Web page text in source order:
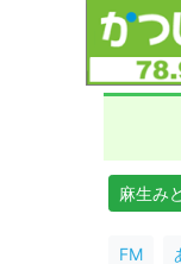
麻生み
FM